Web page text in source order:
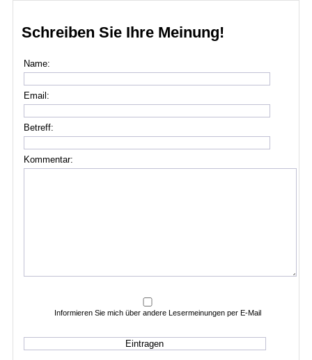
Schreiben Sie Ihre Meinung!
Name:
Email:
Betreff:
Kommentar:
Informieren Sie mich über andere Lesermeinungen per E-Mail